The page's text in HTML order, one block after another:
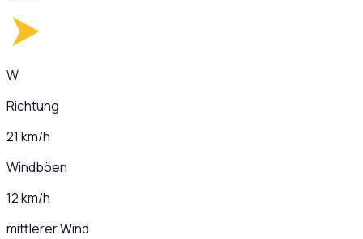
W
Richtung
21 km/h
Windböen
12 km/h
mittlerer Wind